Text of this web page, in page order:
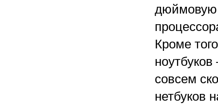
дюймовую
Кроме
совсем
нетбуков